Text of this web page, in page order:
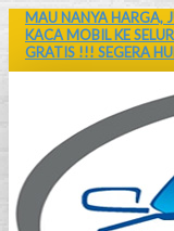
MAU NANYA HARGA,
KACA MOBIL KE
GRATIS !!! SEGERA